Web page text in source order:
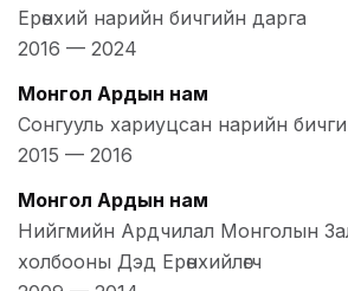
Ерөнхий нарийн бичгийн дарга
2016 — 2024
Монгол Ардын нам
Сонгууль хариуцсан нарийн
2015 — 2016
Монгол Ардын нам
Нийгмийн Ардчилал Монголын
холбооны Дэд Ерөнхийлөгч